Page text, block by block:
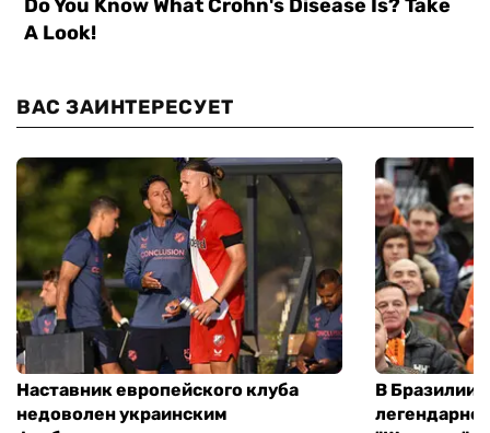
ВАС ЗАИНТЕРЕСУЕТ
Наставник европейского клуба
недоволен украинским
В Бразилии